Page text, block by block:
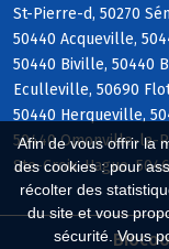
Afin de vous offrir la
des cookies : pour
récolter des
du site et vous
sécurité. Vous
St-Pierre-d, 50270
50440 Acqueville,
50440 Biville, 50440
Eculleville, 50690
50440 Herqueville,
50440 Omonville-la-
Ste-Croix-Hague,